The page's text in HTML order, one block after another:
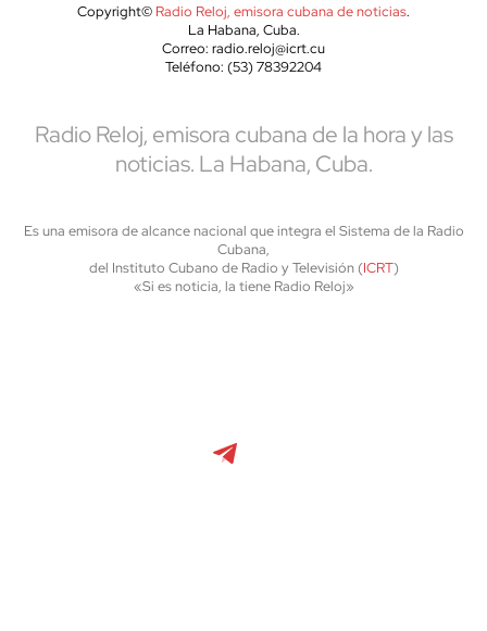
Copyright© Radio Reloj, emisora cubana de noticias.
La Habana, Cuba.
Correo: radio.reloj@icrt.cu
Teléfono: (53) 78392204
Radio Reloj, emisora cubana de la hora y las
noticias. La Habana, Cuba.
Es una emisora de alcance nacional que integra el Sistema de la Radio
Cubana,
del Instituto Cubano de Radio y Televisión (ICRT)
«Si es noticia, la tiene Radio Reloj»